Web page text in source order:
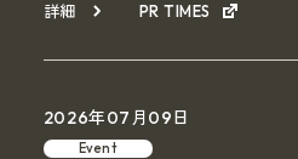
詳細 PR TIMES
2026年07月09日
Event